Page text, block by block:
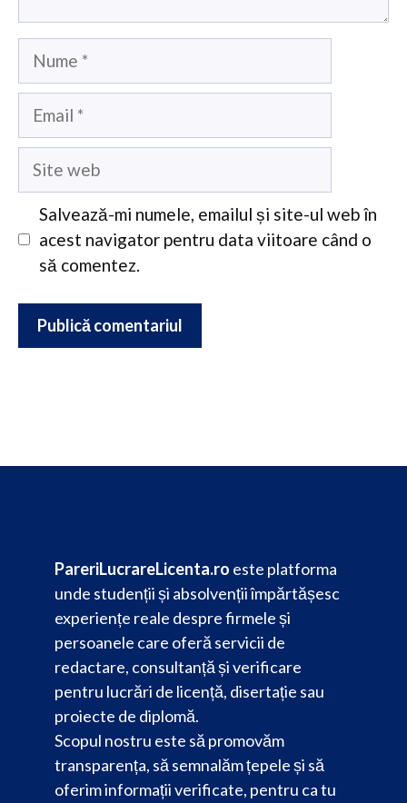
web
Salvează-mi numele, emailul și site-ul web în
acest navigator pentru data viitoare când o
să comentez.
PareriLucrareLicenta.ro este platforma
unde studenții și absolvenții împărtășesc
experiențe reale despre firmele și
persoanele care oferă servicii de
redactare, consultanță și verificare
pentru lucrări de licență, disertație sau
proiecte de diplomă.
Scopul nostru este să promovăm
transparența, să semnalăm țepele și să
oferim informații verificate, pentru ca tu